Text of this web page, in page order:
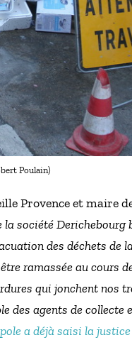
Poulain)
Provence et maire
société Derichebourg
des déchets de
ramassée au cours
qui jonchent nos
des agents de
a déjà saisi la justice